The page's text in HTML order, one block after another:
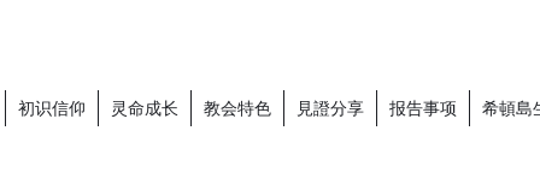
初识信仰 灵命成长 教会特色 見證分享 报告事项 希頓島